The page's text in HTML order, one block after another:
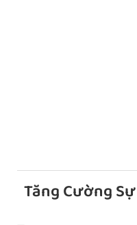
Tăng Cường